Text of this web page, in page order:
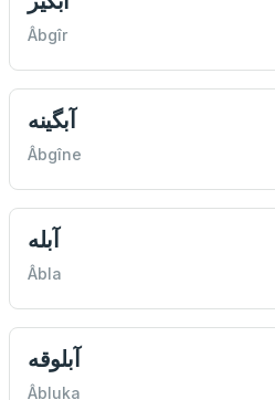
Âbgîr
آبگينه
Âbgîne
آبله
Âbla
آبلوقه
Âbluka